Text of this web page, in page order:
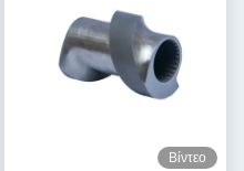
Βίντεο